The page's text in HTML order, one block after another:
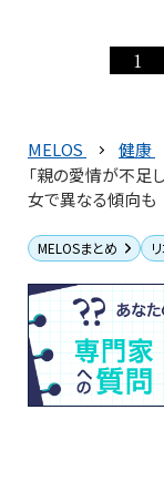
1
MELOS
健康
「親の愛情が不足
女で異なる傾向も
MELOSまとめ